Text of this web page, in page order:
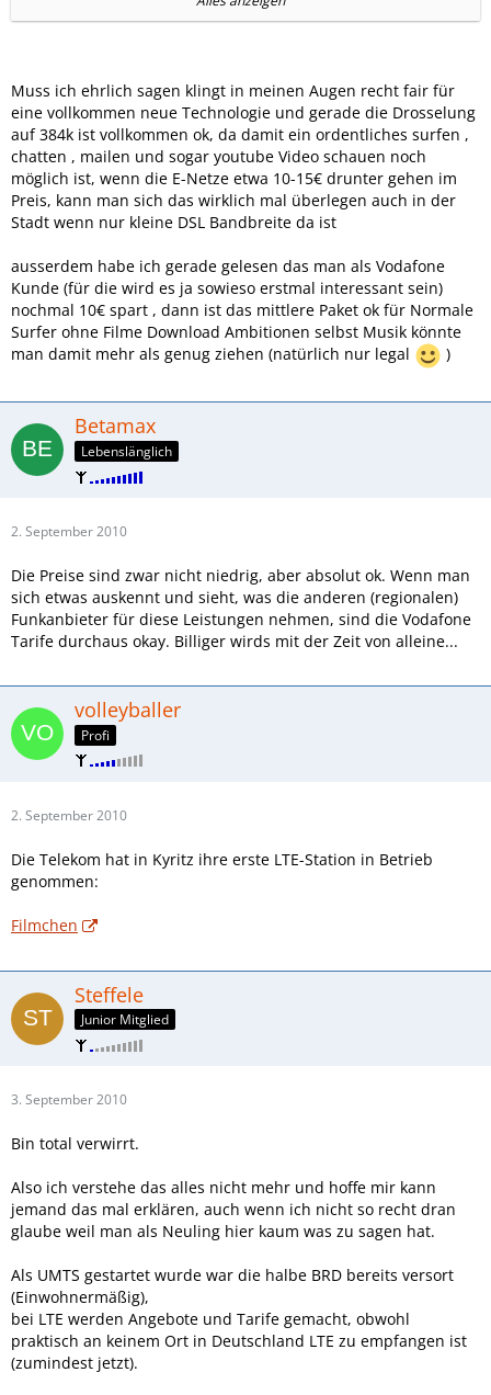
Da wird also die Messlatte ziemlich hoch angelegt beim
auch in den derzeitigen Tarifen angewandt werden!
http://www.teltarif.de/vodafone-lte-tarife/news/39944.html
Muss ich ehrlich sagen klingt in meinen Augen recht fair für
eine vollkommen neue Technologie und gerade die Drosselung
auf 384k ist vollkommen ok, da damit ein ordentliches surfen ,
chatten , mailen und sogar youtube Video schauen noch
möglich ist, wenn die E-Netze etwa 10-15€ drunter gehen im
Preis, kann man sich das wirklich mal überlegen auch in der
Stadt wenn nur kleine DSL Bandbreite da ist
ausserdem habe ich gerade gelesen das man als Vodafone
Kunde (für die wird es ja sowieso erstmal interessant sein)
nochmal 10€ spart , dann ist das mittlere Paket ok für Normale
Surfer ohne Filme Download Ambitionen selbst Musik könnte
man damit mehr als genug ziehen (natürlich nur legal
)
Betamax
Lebenslänglich
2. September 2010
Die Preise sind zwar nicht niedrig, aber absolut ok. Wenn man
sich etwas auskennt und sieht, was die anderen (regionalen)
Funkanbieter für diese Leistungen nehmen, sind die Vodafone
Tarife durchaus okay. Billiger wirds mit der Zeit von alleine...
volleyballer
Profi
2. September 2010
Die Telekom hat in Kyritz ihre erste LTE-Station in Betrieb
genommen:
Filmchen
Steffele
Junior Mitglied
3. September 2010
Bin total verwirrt.
Also ich verstehe das alles nicht mehr und hoffe mir kann
jemand das mal erklären, auch wenn ich nicht so recht dran
glaube weil man als Neuling hier kaum was zu sagen hat.
Als UMTS gestartet wurde war die halbe BRD bereits versort
(Einwohnermäßig),
bei LTE werden Angebote und Tarife gemacht, obwohl
praktisch an keinem Ort in Deutschland LTE zu empfangen ist
(zumindest jetzt).